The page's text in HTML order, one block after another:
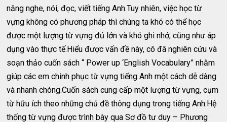
năng nghe, nói, đọc, viết tiếng Anh.Tuy nhiên, việc học từ
vựng không có phương pháp thì chúng ta khó có thể học
được một lượng từ vựng đủ lớn và khó ghi nhớ, cũng như áp
dụng vào thực tế.Hiểu được vấn đề này, cô đã nghiên cứu và
soạn thảo cuốn sách “ Power up ‘English Vocabulary” nhằm
giúp các em chinh phục từ vựng tiếng Anh một cách dễ dàng
và nhanh chóng.Cuốn sách cung cấp một lượng từ vựng, cụm
từ hữu ích theo những chủ đề thông dụng trong tiếng Anh.Hệ
thống từ vựng được trình bày qua Sơ đồ tư duy – Phương